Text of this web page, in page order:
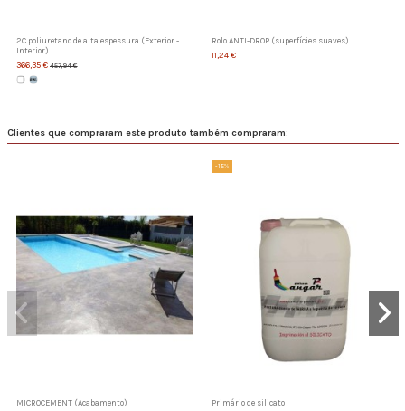
2C poliuretano de alta espessura (Exterior -
Interior)
366,35 € 457,94 €
Rolo ANTI-DROP (superfícies suaves)
11,24 €
Clientes que compraram este produto também compraram:
MICROCEMENT (Acabamento)
-15%
Primário de silicato